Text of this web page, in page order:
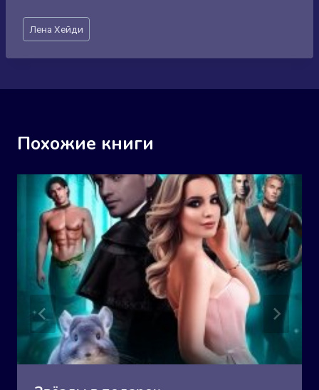
Метки
записи:
Лена Хейди
Похожие книги